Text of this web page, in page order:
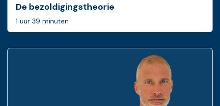
De bezoldigingstheorie
1 uur 39 minuten